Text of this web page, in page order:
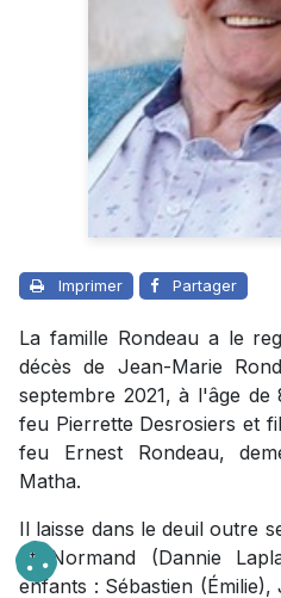
Imprimer Partager
La famille Rondeau a le
décès de Jean-Marie
septembre 2021, à l'âge
feu Pierrette Desrosiers et
feu Ernest Rondeau,
Matha.
Il laisse dans le deuil outre
et Normand (Dannie
enfants : Sébastien